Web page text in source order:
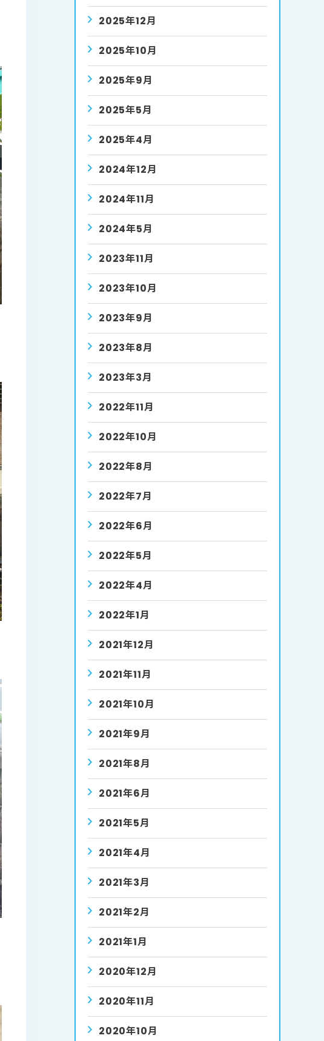
2025年12月
2025年10月
2025年9月
2025年5月
2025年4月
2024年12月
2024年11月
2024年5月
2023年11月
2023年10月
2023年9月
2023年8月
2023年3月
2022年11月
2022年10月
2022年8月
2022年7月
2022年6月
2022年5月
2022年4月
2022年1月
2021年12月
2021年11月
2021年10月
2021年9月
2021年8月
2021年6月
2021年5月
2021年4月
2021年3月
2021年2月
2021年1月
2020年12月
2020年11月
2020年10月